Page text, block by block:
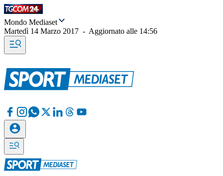
Mondo Mediaset
Martedì 14 Marzo 2017 - Aggiornato alle 14:56